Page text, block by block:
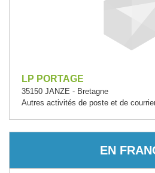
LP PORTAGE
35150 JANZE - Bretagne
Autres activités de poste et de
EN